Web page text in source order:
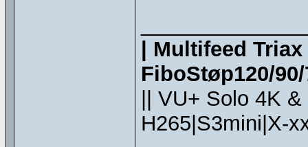
| Multifeed
FiboStøp120/
|| VU+ Solo 4K
H265|S3mini|X-